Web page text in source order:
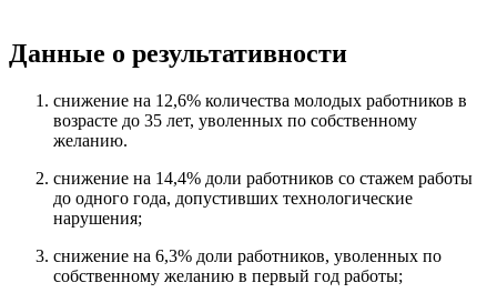
Данные о результативности
снижение на 12,6% количества молодых работников в
возрасте до 35 лет, уволенных по собственному
желанию.
снижение на 14,4% доли работников со стажем работы
до одного года, допустивших технологические
нарушения;
снижение на 6,3% доли работников, уволенных по
собственному желанию в первый год работы;